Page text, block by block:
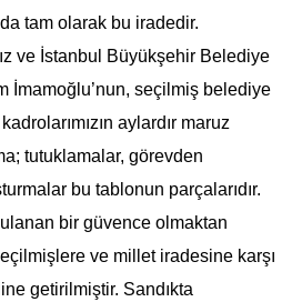
tam olarak bu iradedir.
ve İstanbul Büyükşehir Belediye
İmamoğlu’nun, seçilmiş belediye
aylardır maruz
tutuklamalar, görevden
bu tablonun parçalarıdır.
bir güvence olmaktan
ve millet iradesine karşı
getirilmiştir. Sandıkta